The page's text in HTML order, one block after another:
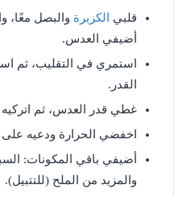
قلبي
الكزبرة والبصل معًا،
أضيفي العدس.
استمري في التقليب، ثم
القدر.
غطي قدر العدس، ثم
اخفضي الحرارة ودعيه
أضيفي باقي المكونات:
والمزيد من الملح (للتتبيل).